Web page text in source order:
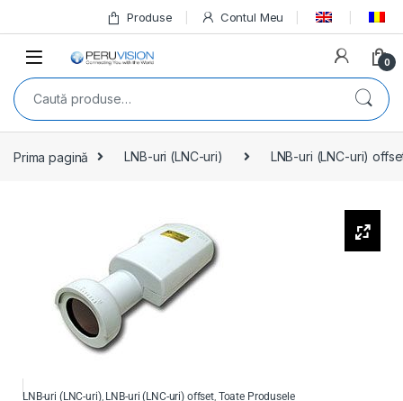
Produse Contul Meu
0
Prima pagină LNB-uri (LNC-uri) LNB-uri (LNC-uri)
LNB-uri (LNC-uri), LNB-uri (LNC-uri) offset, Toate Produsele